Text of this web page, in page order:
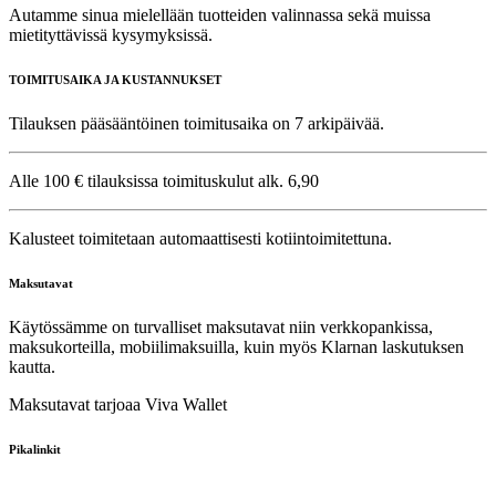
Autamme sinua mielellään tuotteiden valinnassa sekä muissa
mietityttävissä kysymyksissä.
TOIMITUSAIKA JA KUSTANNUKSET
Tilauksen pääsääntöinen toimitusaika on 7 arkipäivää.
Alle 100 € tilauksissa toimituskulut alk. 6,90
Kalusteet toimitetaan automaattisesti kotiintoimitettuna.
Maksutavat
Käytössämme on turvalliset maksutavat niin verkkopankissa,
maksukorteilla, mobiilimaksuilla, kuin myös Klarnan laskutuksen
kautta.
Maksutavat tarjoaa Viva Wallet
Pikalinkit